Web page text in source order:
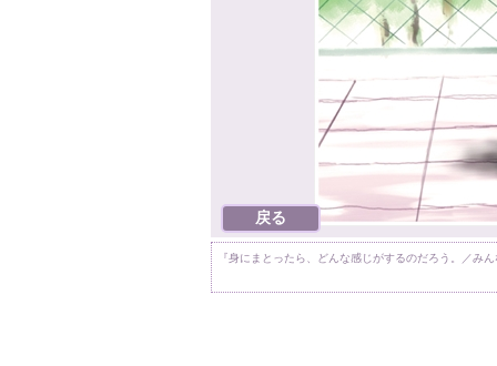
『身にまとったら、どんな感じがするのだろう。／み